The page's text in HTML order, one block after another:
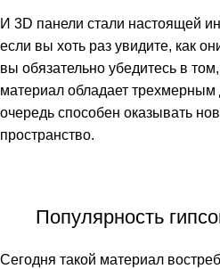
И 3D панели стали настоящей
если вы хоть раз увидите, как
вы обязательно убедитесь в
материал обладает
очередь способен оказывать
пространство.
Популярность
Сегодня такой материал